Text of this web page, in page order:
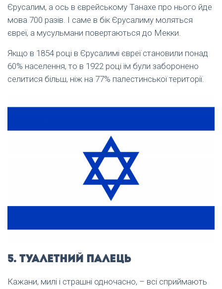
Єрусалим, а ось в єврейському Танахе про нього йде
мова 700 разів. І саме в бік Єрусалиму моляться
євреї, а мусульмани повертаються до Мекки.
Якщо в 1854 році в Єрусалимі євреї становили понад
60% населення, то в 1922 році їм були заборонено
селитися більш, ніж на 77% палестинської території.
5. Туалетний палець
Кажани, милі і страшні одночасно, – всі сприймають